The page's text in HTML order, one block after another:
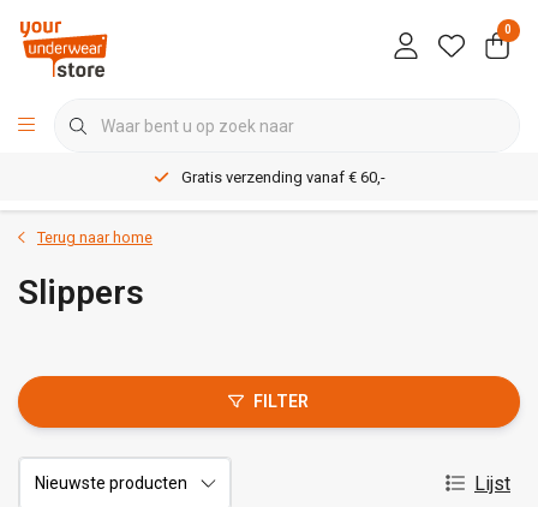
0
Gratis verzending vanaf € 60,-
Terug naar home
Slippers
FILTER
Lijst